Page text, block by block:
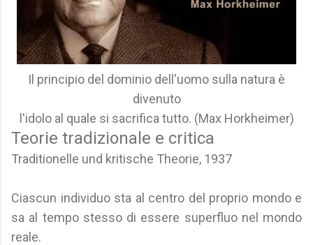
Il principio del dominio dell'uomo sulla natura è
divenuto
l'idolo al quale si sacrifica tutto. (Max Horkheimer)
Teorie tradizionale e critica
Traditionelle und kritische Theorie, 1937
Ciascun individuo sta al centro del proprio mondo e
sa al tempo stesso di essere superfluo nel mondo
reale.